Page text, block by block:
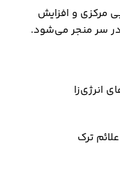
مرکزی و افزایش
سر منجر می‌شود.
انرژی‌زا
ترک